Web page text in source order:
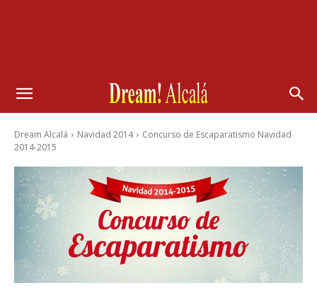
Dream Alcalá Navidad 2014
Concurso de Escaparatismo Navidad
2014-2015